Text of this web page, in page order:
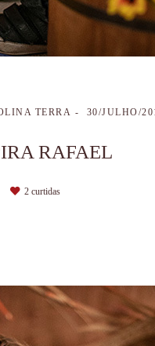
TERRA 30/JULHO/
RAFAEL
2 curtidas